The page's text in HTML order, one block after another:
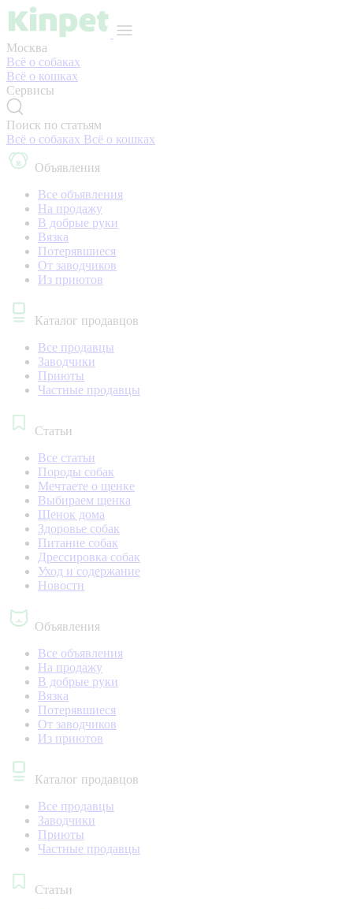
Москва
Всё о собаках
Всё о кошках
Сервисы
Поиск по статьям
Всё о собаках Всё о кошках
Объявления
Все объявления
На продажу
В добрые руки
Вязка
Потерявшиеся
От заводчиков
Из приютов
Каталог продавцов
Все продавцы
Заводчики
Приюты
Частные продавцы
Статьи
Все статьи
Породы собак
Мечтаете о щенке
Выбираем щенка
Щенок дома
Здоровье собак
Питание собак
Дрессировка собак
Уход и содержание
Новости
Объявления
Все объявления
На продажу
В добрые руки
Вязка
Потерявшиеся
От заводчиков
Из приютов
Каталог продавцов
Все продавцы
Заводчики
Приюты
Частные продавцы
Статьи